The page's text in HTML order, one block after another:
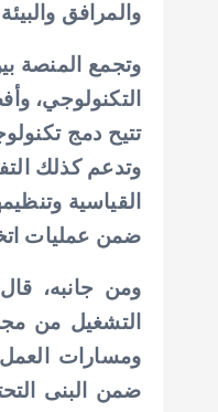
والمرافق
وتجمع المنصة
التكنولوجي،
تتيح دمج
وتدعم كذلك
القياسية
ضمن عمليات
التشغيل من
ومسارات
ضمن البنى